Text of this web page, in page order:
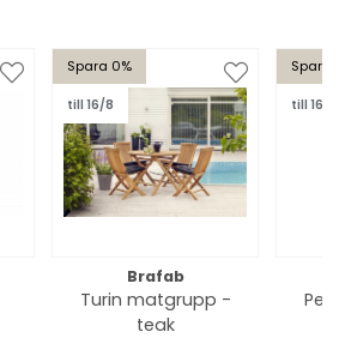
Spara 0%
till 16/8
Brafab
Turin matgrupp -
teak
Spara
till 16/8